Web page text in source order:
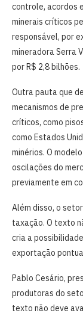
controle, acordos
minerais críticos
responsável, por
mineradora Serra
por R$ 2,8 bilhões.
Outra pauta que
mecanismos de
críticos, como
como Estados
minérios. O
oscilações do
previamente em
Além disso, o
taxação. O texto
cria a
exportação
Pablo Cesário,
produtoras do
texto não deve